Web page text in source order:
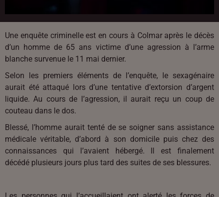
Une enquête criminelle est en cours à Colmar après le décès
d’un homme de 65 ans victime d’une agression à l’arme
blanche survenue le 11 mai dernier.
Selon les premiers éléments de l’enquête, le sexagénaire
aurait été attaqué lors d’une tentative d’extorsion d’argent
liquide. Au cours de l’agression, il aurait reçu un coup de
couteau dans le dos.
Blessé, l’homme aurait tenté de se soigner sans assistance
médicale véritable, d’abord à son domicile puis chez des
connaissances qui l’avaient hébergé. Il est finalement
décédé plusieurs jours plus tard des suites de ses blessures.